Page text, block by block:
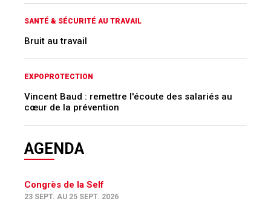
SANTÉ & SÉCURITÉ AU TRAVAIL
Bruit au travail
EXPOPROTECTION
Vincent Baud : remettre l'écoute des salariés au
cœur de la prévention
AGENDA
Congrès de la Self
23 SEPT. AU 25 SEPT. 2026